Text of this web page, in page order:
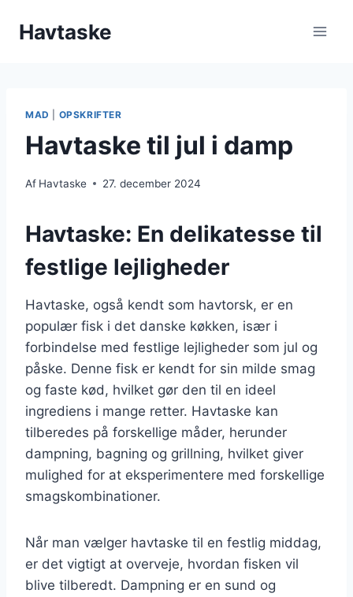
Havtaske
MAD OPSKRIFTER
Havtaske til jul i damp
Af Havtaske 27. december 2024
Havtaske: En delikatesse til
festlige lejligheder
Havtaske, også kendt som havtorsk, er en
populær fisk i det danske køkken, især i
forbindelse med festlige lejligheder som jul og
påske. Denne fisk er kendt for sin milde smag
og faste kød, hvilket gør den til en ideel
ingrediens i mange retter. Havtaske kan
tilberedes på forskellige måder, herunder
dampning, bagning og grillning, hvilket giver
mulighed for at eksperimentere med forskellige
smagskombinationer.
Når man vælger havtaske til en festlig middag,
er det vigtigt at overveje, hvordan fisken vil
blive tilberedt. Dampning er en sund og